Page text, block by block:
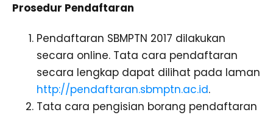
Prosedur Pendaftaran
Pendaftaran SBMPTN 2017 dilakukan
secara online. Tata cara pendaftaran
secara lengkap dapat dilihat pada laman
http://pendaftaran.sbmptn.ac.id.
Tata cara pengisian borang pendaftaran